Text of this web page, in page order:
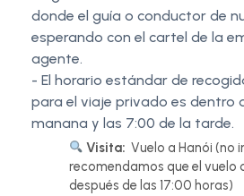
donde el guía o conductor de
esperando con el cartel de la
agente.
- El horario estándar de
para el viaje privado es dentro
manana y las 7:00 de la tarde.
Visita: Vuelo a Hanói (no
recomendamos que el vuelo
después de las 17:00 horas)